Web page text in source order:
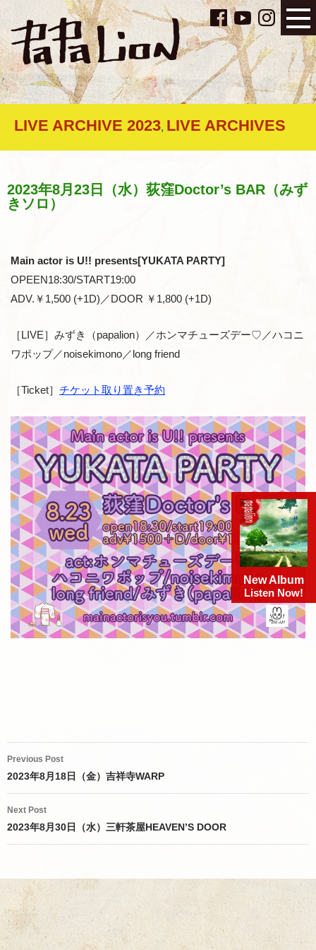
LIVE ARCHIVE 2023, LIVE ARCHIVES
2023年8月23日（水）荻窪Doctor’s BAR（みず
きソロ）
Main actor is U!! presents[YUKATA PARTY]
OPEEN18:30/START19:00
ADV.￥1,500 (+1D)／DOOR ￥1,800 (+1D)
［LIVE］みずき（papalion）／ホンマチューズデー♡／ハコニ
ワポップ／noisekimono／long friend
［Ticket］ チケット取り置き予約
Post
navigation
Previous Post
2023年8月18日（金）吉祥寺WARP
Next Post
2023年8月30日（水）三軒茶屋HEAVEN’S DOOR
New Album
Listen Now!